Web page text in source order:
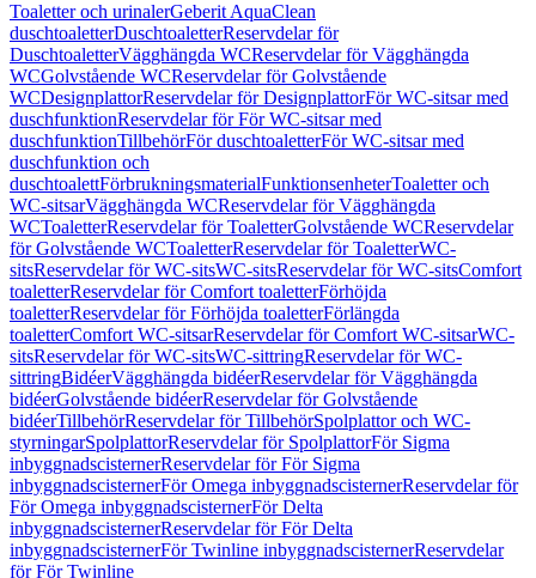
Toaletter och urinalerGeberit AquaClean
duschtoaletterDuschtoaletterReservdelar för
DuschtoaletterVägghängda WCReservdelar för Vägghängda
WCGolvstående WCReservdelar för Golvstående
WCDesignplattorReservdelar för DesignplattorFör WC-sitsar med
duschfunktionReservdelar för För WC-sitsar med
duschfunktionTillbehörFör duschtoaletterFör WC-sitsar med
duschfunktion och
duschtoalettFörbrukningsmaterialFunktionsenheterToaletter och
WC-sitsarVägghängda WCReservdelar för Vägghängda
WCToaletterReservdelar för ToaletterGolvstående WCReservdelar
för Golvstående WCToaletterReservdelar för ToaletterWC-
sitsReservdelar för WC-sitsWC-sitsReservdelar för WC-sitsComfort
toaletterReservdelar för Comfort toaletterFörhöjda
toaletterReservdelar för Förhöjda toaletterFörlängda
toaletterComfort WC-sitsarReservdelar för Comfort WC-sitsarWC-
sitsReservdelar för WC-sitsWC-sittringReservdelar för WC-
sittringBidéerVägghängda bidéerReservdelar för Vägghängda
bidéerGolvstående bidéerReservdelar för Golvstående
bidéerTillbehörReservdelar för TillbehörSpolplattor och WC-
styrningarSpolplattorReservdelar för SpolplattorFör Sigma
inbyggnadscisternerReservdelar för För Sigma
inbyggnadscisternerFör Omega inbyggnadscisternerReservdelar för
För Omega inbyggnadscisternerFör Delta
inbyggnadscisternerReservdelar för För Delta
inbyggnadscisternerFör Twinline inbyggnadscisternerReservdelar
för För Twinline